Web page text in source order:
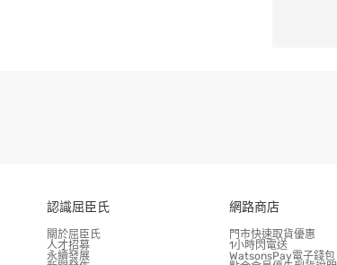
認識屈臣氏
關於屈臣氏
人才招募
永續發展
網路商店
門市快速取貨優惠
1小時閃電送
WatsonsPay電子錢包